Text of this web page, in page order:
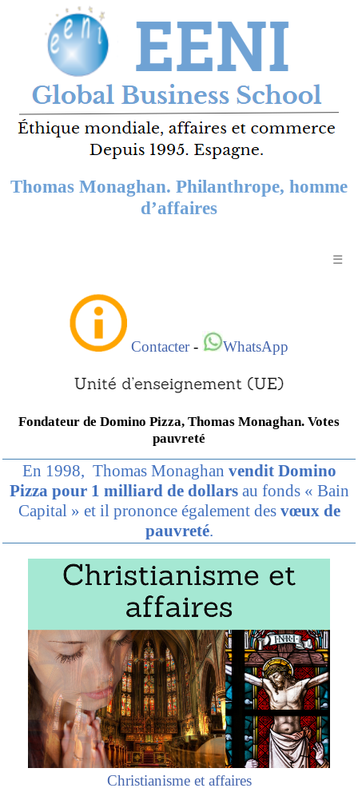
Thomas Monaghan. Philanthrope, homme
d’affaires
☰
Contacter- WhatsApp
Fondateur de Domino Pizza, Thomas Monaghan. Votes
pauvreté
En 1998, Thomas Monaghan vendit Domino
Pizza pour 1 milliard de dollarsau fonds « Bain
Capital » et il prononce également des vœux de
pauvreté.
Christianisme et affaires